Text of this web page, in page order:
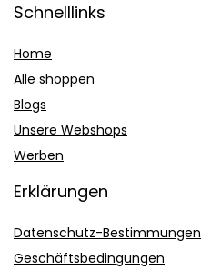
Schnelllinks
Home
Alle shoppen
Blogs
Unsere Webshops
Werben
Erklärungen
Datenschutz-Bestimmungen
Geschäftsbedingungen